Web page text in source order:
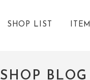
SHOP LIST ITEM
SHOP BLOG